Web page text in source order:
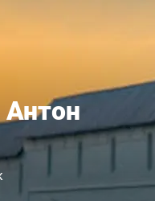
Антон